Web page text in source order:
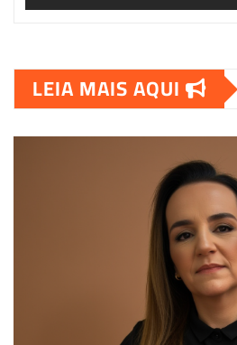
LEIA MAIS AQUI